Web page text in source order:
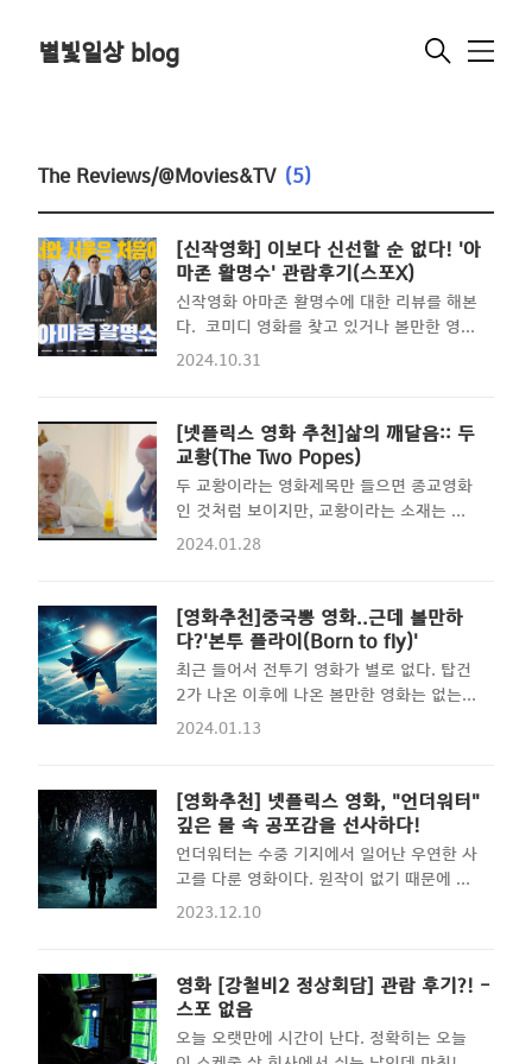
별빛일상 blog
메
The Reviews/@Movies&TV (5)
[신작영화] 이보다 신선할 순 없다! '아
마존 활명수' 관람후기(스포X)
신작영화 아마존 활명수에 대한 리뷰를 해본
다. 코미디 영화를 찾고 있거나 볼만한 영
화, 재미있는 영화를 찾고 있는 사람들에게
화가 별로 나오지 않는 시대이다. 정확히 말
하자면 내 취향의 영화가 나오질 않아서 애
매한 영화는 그냥 기다렸다가 인터넷이나 넷
플릭스로 풀릴 때까지 기다리는 편이다. 최
근 개봉한 '조커 2'도 뭔가 엄청난 실망인 영
화였기에 기대도 하지 않았는데... 우연히 회
에 참석하게 되었다. 영화를 보기 전에 알았
던 사실은 류승룡 주연의 코미디 영화라는
사실이다. 코미디에서 한번 성공한적 있는
"극한직업"이란 영화에 주연..
2024.10.31
[넷플릭스 영화 추천]삶의 깨달음:: 두
교황(The Two Popes)
두 교황이라는 영화제목만 들으면 종교영화
인 것처럼 보이지만, 교황이라는 소재는 단
순히 인간성을 보여주기 위한 수단일 뿐이었
영화이다. Contents 영화 두 교황(The
Two Popes) 정보 및 줄거리 ●감독:: 페르
난도 메이렐레스 ●각본:: 앤서니 매카튼 ●
원작:: 앤서니 매카튼의 연극 "The Pope"
너선 프라이스(프란치스코 교황) 등 ●상영
기경(조나단 프라이스)은 2012년 교황 베
네딕토 교황(앤서니 홉킨스)으로부터 퇴임
을 허락해 줄 것을 요청합니다. 그 대신에,
내향..
2024.01.28
[영화추천]중국뽕 영화..근데 볼만하
다?'본투 플라이(Born to fly)'
최근 들어서 전투기 영화가 별로 없다. 탑건
2가 나온 이후에 나온 볼만한 영화는 없는
데, 이번에 추천할 중국영화 본 투 플라이는
그린 영화 본 투 플라이를 추천해 본다.
Contents 우연히, 영화를 접하다! 요즘에는
영화를 영화관에 가서 보게 되는 일이 거의
없다. 흥미를 느끼는 영화가 없는 영향도 있
을 한다. 그래서 보통 퇴근하고 인터넷으로
비행기 관련된 영화나 다큐멘터리를 좋아하
는 편인데 최근 들어서는 전투기를 소재로
한 영화를 보기 힘들어졌다. 가장 최근에 본
2024.01.13
[영화추천] 넷플릭스 영화, "언더워터"
깊은 물 속 공포감을 선사하다!
언더워터는 수중 기지에서 일어난 우연한 사
고를 다룬 영화이다. 원작이 없기 때문에 영
화 작가가 직접 각본을 쓴 것이 특징인 작품
캐플러 기지의 대원들. 어느 날, 큰 지진으로
콘크리트 구조물을 뚫고 급류가 들이닥쳐 기
지는 순식간에 파괴되고 대혼란이 일어난다.
갑작스러운 대재앙 속에서 가까스로 살아남
2023.12.10
영화 [강철비2 정상회담] 관람 후기?! -
스포 없음
오늘 오랫만에 시간이 난다. 정확히는 오늘